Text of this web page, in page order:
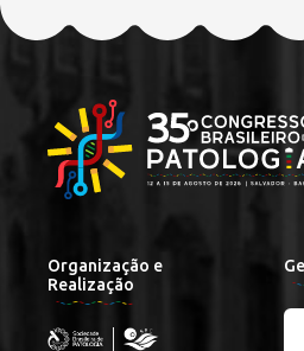
Organização e
Realização